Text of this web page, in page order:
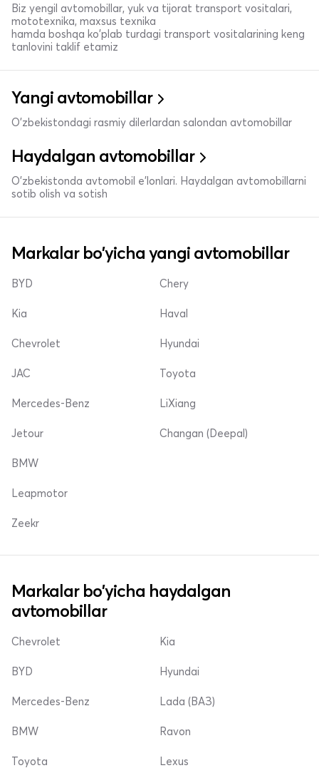
Biz yengil avtomobillar, yuk va tijorat transport vositalari,
mototexnika, maxsus texnika
hamda boshqa ko'plab turdagi transport vositalarining keng
tanlovini taklif etamiz
Yangi avtomobillar
O'zbekistondagi rasmiy dilerlardan salondan avtomobillar
Haydalgan avtomobillar
O'zbekistonda avtomobil e’lonlari. Haydalgan avtomobillarni
sotib olish va sotish
Markalar bo'yicha yangi avtomobillar
BYD
Kia
Chevrolet
Chery
Haval
Hyundai
JAC
Mercedes-Benz
Jetour
Toyota
LiXiang
Changan (Deepal)
BMW
Leapmotor
Zeekr
Markalar bo'yicha haydalgan
avtomobillar
Chevrolet
BYD
Mercedes-Benz
Kia
Hyundai
Lada (ВАЗ)
BMW
Toyota
Ravon
Lexus